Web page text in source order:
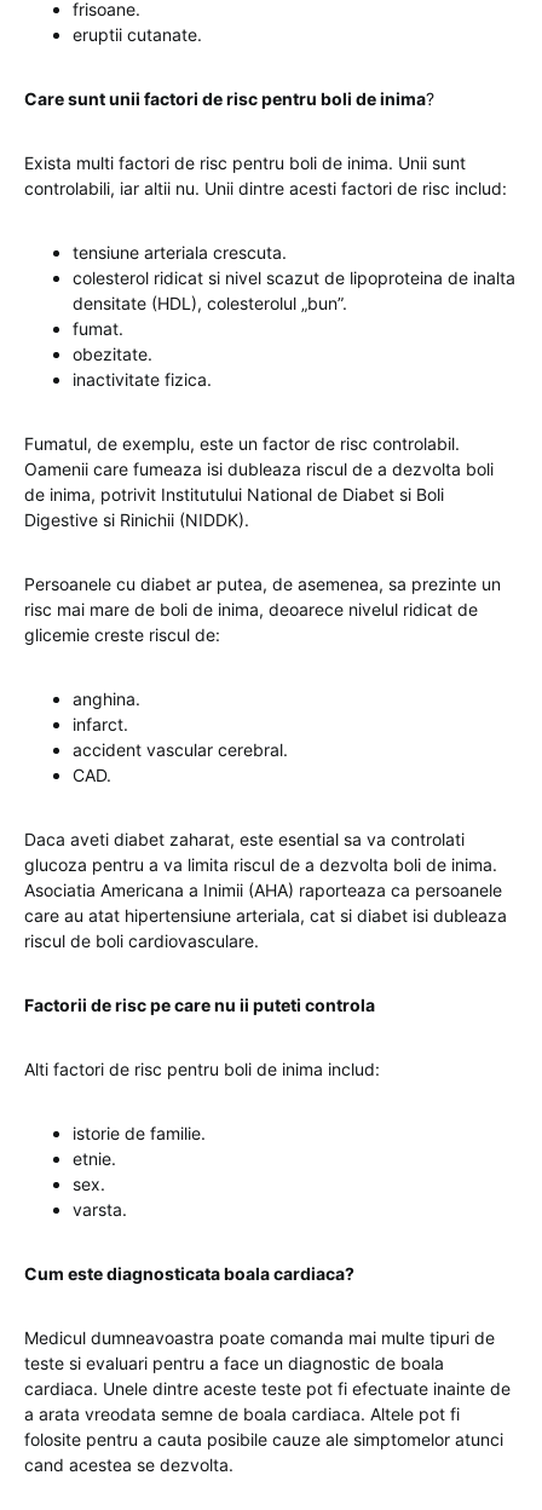
frisoane.
eruptii cutanate.
Care sunt unii factori de risc pentru boli de inima?
Exista multi factori de risc pentru boli de inima. Unii sunt
controlabili, iar altii nu. Unii dintre acesti factori de risc includ:
tensiune arteriala crescuta.
colesterol ridicat si nivel scazut de lipoproteina de inalta
densitate (HDL), colesterolul „bun”.
fumat.
obezitate.
inactivitate fizica.
Fumatul, de exemplu, este un factor de risc controlabil.
Oamenii care fumeaza isi dubleaza riscul de a dezvolta boli
de inima, potrivit Institutului National de Diabet si Boli
Digestive si Rinichii (NIDDK).
Persoanele cu diabet ar putea, de asemenea, sa prezinte un
risc mai mare de boli de inima, deoarece nivelul ridicat de
glicemie creste riscul de:
anghina.
infarct.
accident vascular cerebral.
CAD.
Daca aveti diabet zaharat, este esential sa va controlati
glucoza pentru a va limita riscul de a dezvolta boli de inima.
Asociatia Americana a Inimii (AHA) raporteaza ca persoanele
care au atat hipertensiune arteriala, cat si diabet isi dubleaza
riscul de boli cardiovasculare.
Factorii de risc pe care nu ii puteti controla
Alti factori de risc pentru boli de inima includ:
istorie de familie.
etnie.
sex.
varsta.
Cum este diagnosticata boala cardiaca?
Medicul dumneavoastra poate comanda mai multe tipuri de
teste si evaluari pentru a face un diagnostic de boala
cardiaca. Unele dintre aceste teste pot fi efectuate inainte de
a arata vreodata semne de boala cardiaca. Altele pot fi
folosite pentru a cauta posibile cauze ale simptomelor atunci
cand acestea se dezvolta.